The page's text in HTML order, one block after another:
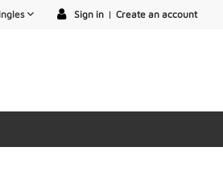
Sign in | Create an account
ingles